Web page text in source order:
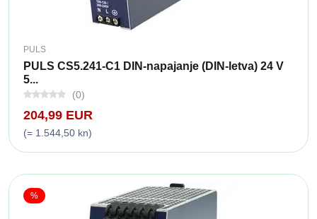
PULS
PULS CS5.241-C1 DIN-napajanje (DIN-letva) 24 V
5...
(0)
204,99 EUR
(= 1.544,50 kn)
%